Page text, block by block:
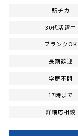
駅チカ
30代活躍中
ブランクOK
長期歓迎
学歴不問
17時まで
詳細応相談